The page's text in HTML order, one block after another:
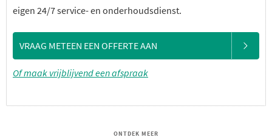
eigen 24/7 service- en onderhoudsdienst.
VRAAG METEEN EEN OFFERTE AAN
Of maak vrijblijvend een afspraak
ONTDEK MEER